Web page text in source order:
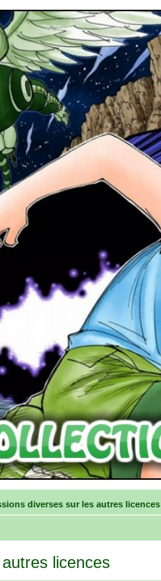
diverses sur les autres licences
licences